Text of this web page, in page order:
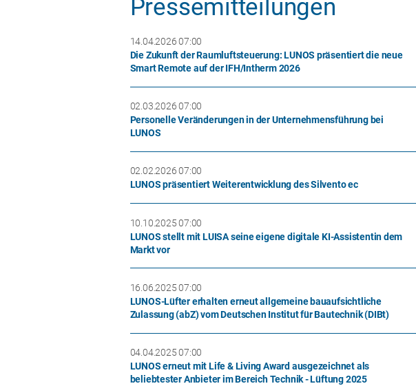
Pressemitteilungen
14.04.2026 07:00
Die Zukunft der Raumluftsteuerung: LUNOS präsentiert die neue
Smart Remote auf der IFH/Intherm 2026
02.03.2026 07:00
Personelle Veränderungen in der Unternehmensführung bei
LUNOS
02.02.2026 07:00
LUNOS präsentiert Weiterentwicklung des Silvento ec
10.10.2025 07:00
LUNOS stellt mit LUISA seine eigene digitale KI-Assistentin dem
Markt vor
16.06.2025 07:00
LUNOS-Lüfter erhalten erneut allgemeine bauaufsichtliche
Zulassung (abZ) vom Deutschen Institut für Bautechnik (DIBt)
04.04.2025 07:00
LUNOS erneut mit Life & Living Award ausgezeichnet als
beliebtester Anbieter im Bereich Technik - Lüftung 2025